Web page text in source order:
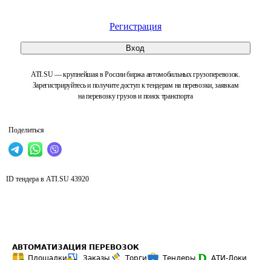
Регистрация
Вход
ATI.SU — крупнейшая в России биржа автомобильных грузоперевозок.
Зарегистрируйтесь и получите доступ к тендерам на перевозки, заявкам
на перевозку грузов и поиск транспорта
Поделиться
ID тендера в ATI.SU 43920
АВТОМАТИЗАЦИЯ ПЕРЕВОЗОК
Площадки
Заказы Торги Тендеры
АТИ-Доки